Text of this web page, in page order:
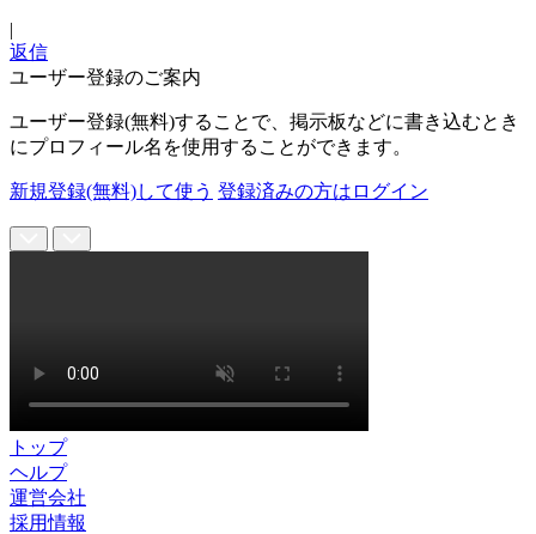
|
返信
ユーザー登録のご案内
ユーザー登録(無料)することで、掲示板などに書き込むとき
にプロフィール名を使用することができます。
新規登録(無料)して使う 登録済みの方はログイン
トップ
ヘルプ
運営会社
採用情報